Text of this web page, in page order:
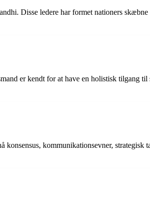
Disse ledere har formet nationers skæbne
er kendt for at have en holistisk tilgang til
kommunikationsevner, strategisk